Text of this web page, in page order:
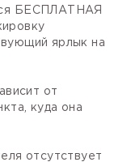
БЕСПЛАТНАЯ
ярлык на
от
куда она
отсутствует